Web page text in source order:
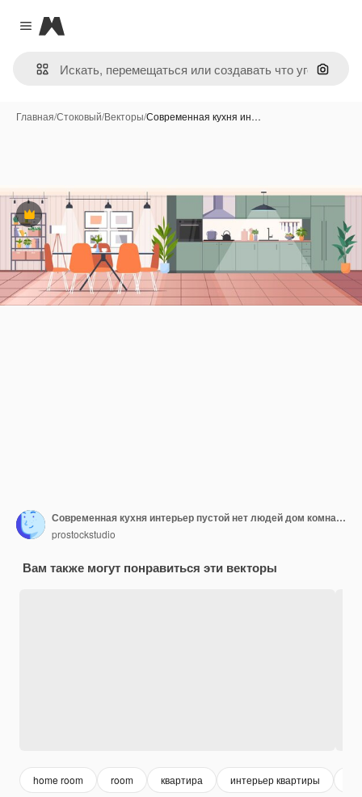
Close menu
Magnific
Поиск
Главная/Стоковый/Векторы/Современная кухня ин…
Премиум
Современная кухня интерьер пустой нет людей дом комната
prostockstudio
Вам также могут понравиться эти векторы
home room room квартира интерьер квартиры